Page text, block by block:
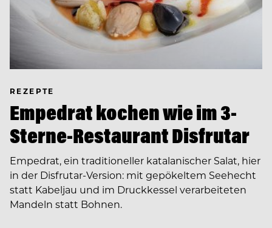
REZEPTE
Empedrat kochen wie im 3-
Sterne-Restaurant Disfrutar
Empedrat, ein traditioneller katalanischer Salat, hier
in der Disfrutar-Version: mit gepökeltem Seehecht
statt Kabeljau und im Druckkessel verarbeiteten
Mandeln statt Bohnen.